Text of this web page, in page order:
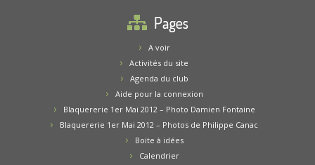
Pages
A voir
Activités du site
Agenda du club
Aide pour la connexion
Blaquererie 1er Mai 2012 – Photo Damien Fontaine
Blaquererie 1er Mai 2012 – Photos de Philippe Canac
Boite à idées
Calendrier